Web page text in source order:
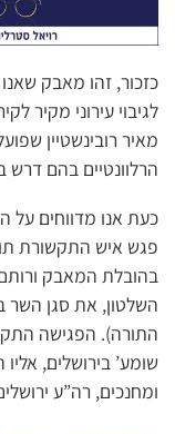
כזכור, זהו מאבק
לגיבוי עירוני מקיר
מאיר רובינשטיין
הרלוונטיים בהם דרש
כעת אנו מדווחים
פגש איש התקשורת
בהובלת המאבק
השלטון, את סגן השר
התורה). הפגישה
שומע’ בירושלים,
ומחנכים, רה”ע